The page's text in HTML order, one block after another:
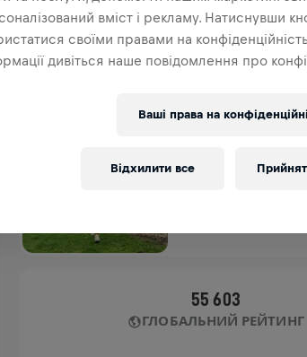
ІСТОРІЯ
55 603
ГЛОБАЛЬНИЙ РЕЙТИНГ
вміст і рекламу. Натиснувши
своїми правами на
дивіться наше повідомлення про
Ваші права на
Відхилити все